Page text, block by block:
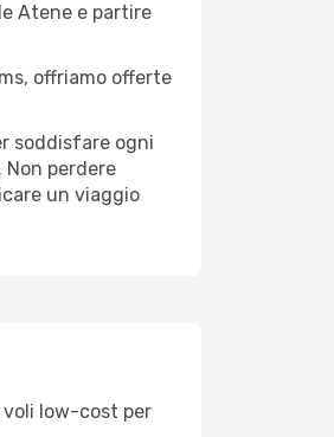
Atene e partire
offriamo offerte
soddisfare ogni
perdere
un viaggio
voli low-cost per